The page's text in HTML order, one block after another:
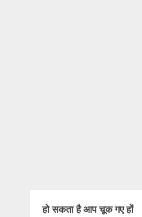
हो सकता है आप चूक गए हों